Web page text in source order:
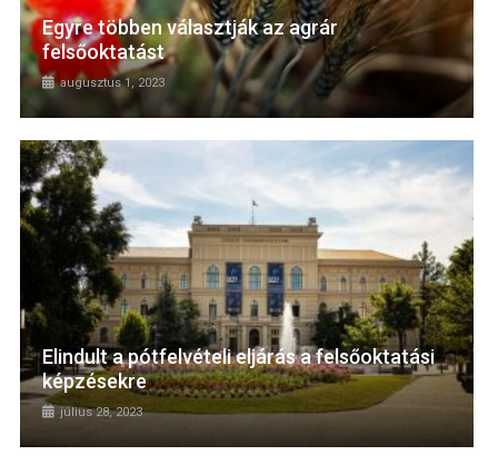
Egyre többen választják az agrár
felsőoktatást
augusztus 1, 2023
Elindult a pótfelvételi eljárás a felsőoktatási
képzésekre
július 28, 2023